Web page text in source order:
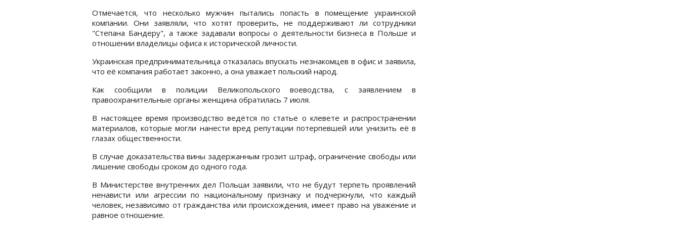
Отмечается, что несколько мужчин пытались попасть в помещение украинской
компании. Они заявляли, что хотят проверить, не поддерживают ли сотрудники
"Степана Бандеру", а также задавали вопросы о деятельности бизнеса в Польше и
отношении владелицы офиса к исторической личности.
Украинская предпринимательница отказалась впускать незнакомцев в офис и заявила,
что её компания работает законно, а она уважает польский народ.
Как сообщили в полиции Великопольского воеводства, с заявлением в
правоохранительные органы женщина обратилась 7 июля.
В настоящее время производство ведётся по статье о клевете и распространении
материалов, которые могли нанести вред репутации потерпевшей или унизить её в
глазах общественности.
В случае доказательства вины задержанным грозит штраф, ограничение свободы или
лишение свободы сроком до одного года.
В Министерстве внутренних дел Польши заявили, что не будут терпеть проявлений
ненависти или агрессии по национальному признаку и подчеркнули, что каждый
человек, независимо от гражданства или происхождения, имеет право на уважение и
равное отношение.